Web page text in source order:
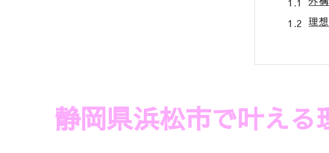
理
浜
外
浜
外構工
静岡県浜松市で叶え